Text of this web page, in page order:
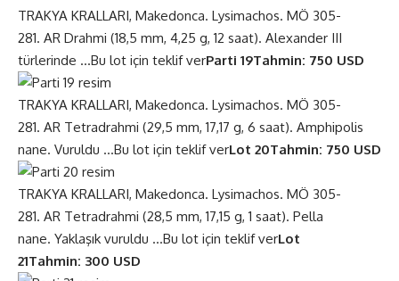
TRAKYA KRALLARI, Makedonca. Lysimachos. MÖ 305-
281. AR Drahmi (18,5 mm, 4,25 g, 12 saat). Alexander III
türlerinde …Bu lot için teklif verParti 19Tahmin: 750 USD
TRAKYA KRALLARI, Makedonca. Lysimachos. MÖ 305-
281. AR Tetradrahmi (29,5 mm, 17,17 g, 6 saat). Amphipolis
nane. Vuruldu …Bu lot için teklif verLot 20Tahmin: 750 USD
TRAKYA KRALLARI, Makedonca. Lysimachos. MÖ 305-
281. AR Tetradrahmi (28,5 mm, 17,15 g, 1 saat). Pella
nane. Yaklaşık vuruldu …Bu lot için teklif verLot
21Tahmin: 300 USD